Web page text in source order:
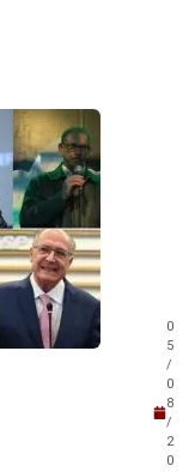
0
5
/
0
8
/
2
0